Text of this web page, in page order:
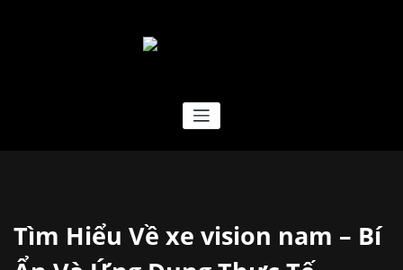
EFSANE TREYLER
Tìm Hiểu Về xe vision nam – Bí